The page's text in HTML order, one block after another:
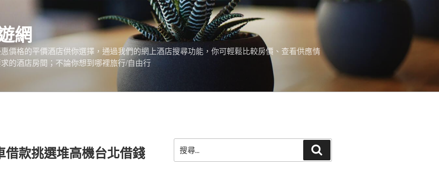
網
價格的平價酒店供你選擇，通過我們的網上酒店搜尋功能，你可輕鬆比較房價、查看供應情
的酒店房間；不論你想到哪裡旅行/自由行
款挑選堆高機台北借錢
尋
關
尋